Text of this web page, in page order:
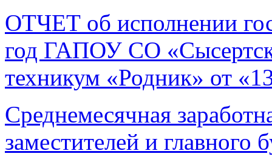
ОТЧЕТ об исполнении
год ГАПОУ СО
техникум «Родник» от
Среднемесячная
заместителей и главного